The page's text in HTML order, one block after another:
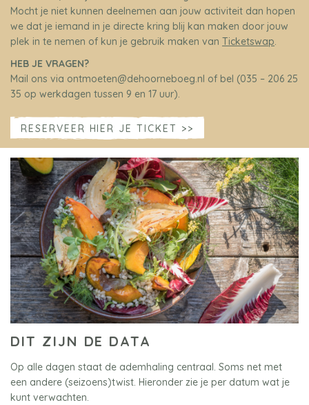
Mocht je niet kunnen deelnemen aan jouw activiteit dan hopen
we dat je iemand in je directe kring blij kan maken door jouw
plek in te nemen of kun je gebruik maken van Ticketswap.
HEB JE VRAGEN?
Mail ons via ontmoeten@dehoorneboeg.nl of bel (035 – 206 25
35 op werkdagen tussen 9 en 17 uur).
RESERVEER HIER JE TICKET >>
DIT ZIJN DE DATA
Op alle dagen staat de ademhaling centraal. Soms net met
een andere (seizoens)twist. Hieronder zie je per datum wat je
kunt verwachten.